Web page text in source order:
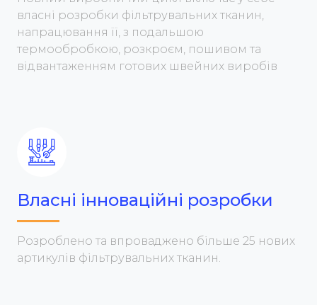
власні розробки фільтрувальних тканин,
напрацювання її, з подальшою
термообробкою, розкроєм, пошивом та
відвантаженням готових швейних виробів
Власні інноваційні розробки
Розроблено та впроваджено більше 25 нових
артикулів фільтрувальних тканин.